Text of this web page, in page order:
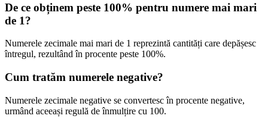
De ce obținem peste 100% pentru numere mai mari
de 1?
Numerele zecimale mai mari de 1 reprezintă cantități care depășesc
întregul, rezultând în procente peste 100%.
Cum tratăm numerele negative?
Numerele zecimale negative se convertesc în procente negative,
urmând aceeași regulă de înmulțire cu 100.